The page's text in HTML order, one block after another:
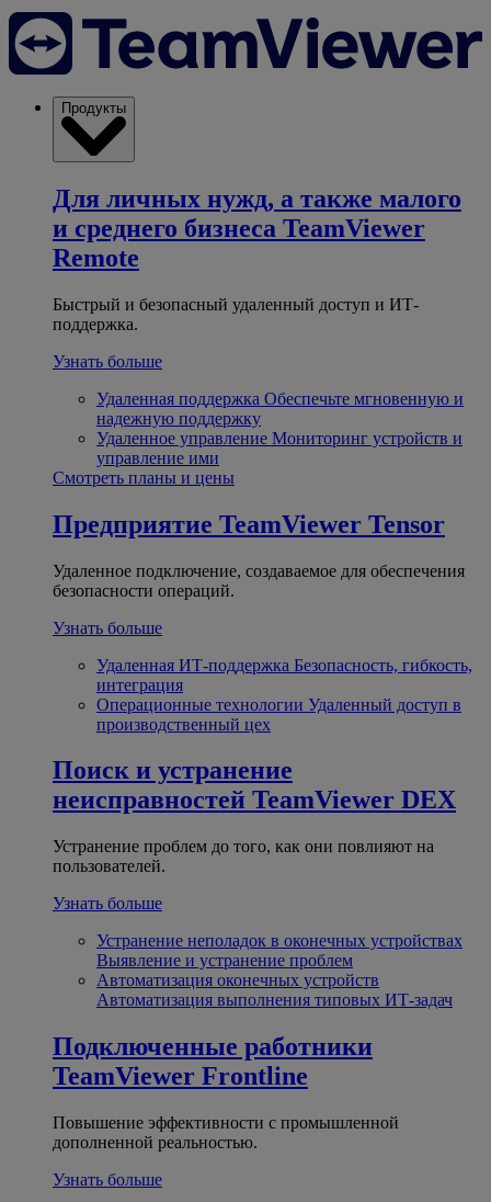
Продукты
Для личных нужд, а также малого
и среднего бизнеса TeamViewer
Remote
Быстрый и безопасный удаленный доступ и ИТ-
поддержка.
Узнать больше
Удаленная поддержка Обеспечьте мгновенную и
надежную поддержку
Удаленное управление Мониторинг устройств и
управление ими
Смотреть планы и цены
Предприятие TeamViewer Tensor
Удаленное подключение, создаваемое для обеспечения
безопасности операций.
Узнать больше
Удаленная ИТ-поддержка Безопасность, гибкость,
интеграция
Операционные технологии Удаленный доступ в
производственный цех
Поиск и устранение
неисправностей TeamViewer DEX
Устранение проблем до того, как они повлияют на
пользователей.
Узнать больше
Устранение неполадок в оконечных устройствах
Выявление и устранение проблем
Автоматизация оконечных устройств
Автоматизация выполнения типовых ИТ-задач
Подключенные работники
TeamViewer Frontline
Повышение эффективности с промышленной
дополненной реальностью.
Узнать больше